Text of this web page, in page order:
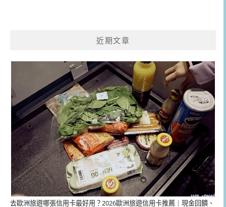
近期文章
去歐洲旅遊哪張信用卡最好用？2026歐洲旅遊信用卡推薦｜現金回饋、